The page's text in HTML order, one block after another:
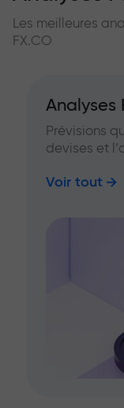
Les meilleures
FX.CO
Analyses
Prévisions
devises et
Voir tout